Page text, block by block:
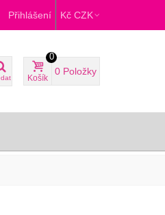
Přihlášení Kč CZK
Košík
0
0 Položky